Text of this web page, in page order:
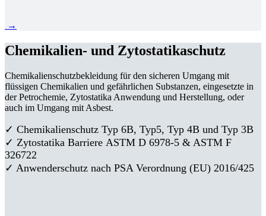
→
Chemikalien- und Zytostatikaschutz
Chemikalienschutzbekleidung für den sicheren Umgang mit
flüssigen Chemikalien und gefährlichen Substanzen, eingesetzte in
der Petrochemie, Zytostatika Anwendung und Herstellung, oder
auch im Umgang mit Asbest.
✓ Chemikalienschutz Typ 6B, Typ5, Typ 4B und Typ 3B
✓ Zytostatika Barriere ASTM D 6978-5 & ASTM F
326722
✓ Anwenderschutz nach PSA Verordnung (EU) 2016/425